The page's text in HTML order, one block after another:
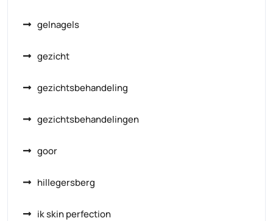
gelnagels
gezicht
gezichtsbehandeling
gezichtsbehandelingen
goor
hillegersberg
ik skin perfection